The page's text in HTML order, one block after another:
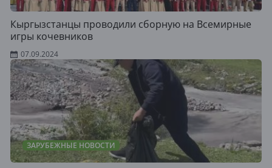
Кыргызстанцы проводили сборную на Всемирные
игры кочевников
07.09.2024
ЗАРУБЕЖНЫЕ НОВОСТИ